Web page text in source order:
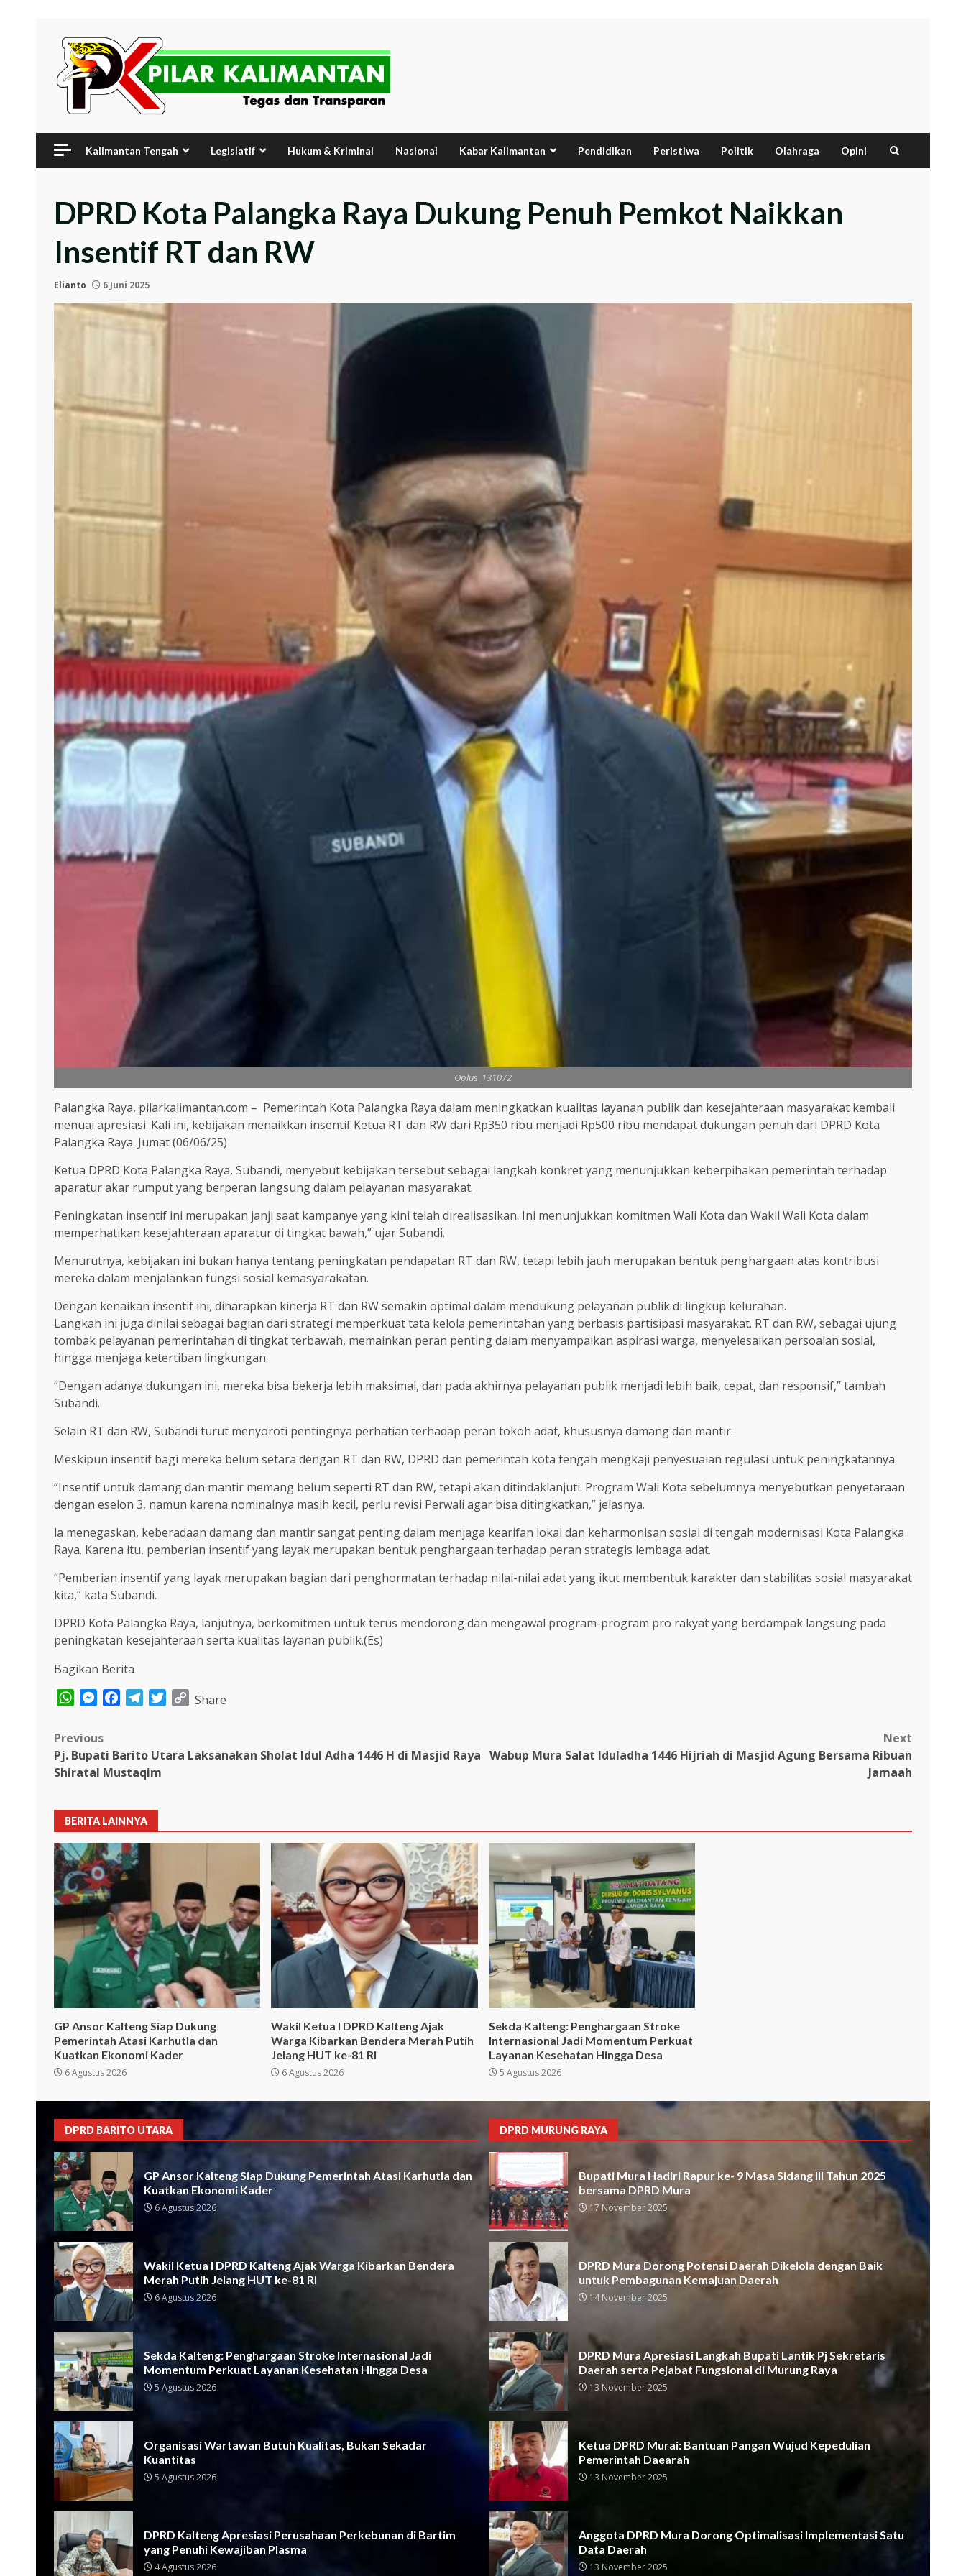
content
Kalimantan Tengah Legislatif Hukum & Kriminal Nasional Kabar Kalimantan Pendidikan Peristiwa Politik Olahraga Opini
DPRD Kota Palangka Raya Dukung Penuh Pemkot Naikkan
Insentif RT dan RW
Elianto 6 Juni 2025
Oplus_131072
Palangka Raya, pilarkalimantan.com – Pemerintah Kota Palangka Raya dalam meningkatkan kualitas layanan publik dan kesejahteraan masyarakat kembali
menuai apresiasi. Kali ini, kebijakan menaikkan insentif Ketua RT dan RW dari Rp350 ribu menjadi Rp500 ribu mendapat dukungan penuh dari DPRD Kota
Palangka Raya. Jumat (06/06/25)
Ketua DPRD Kota Palangka Raya, Subandi, menyebut kebijakan tersebut sebagai langkah konkret yang menunjukkan keberpihakan pemerintah terhadap
aparatur akar rumput yang berperan langsung dalam pelayanan masyarakat.
Peningkatan insentif ini merupakan janji saat kampanye yang kini telah direalisasikan. Ini menunjukkan komitmen Wali Kota dan Wakil Wali Kota dalam
memperhatikan kesejahteraan aparatur di tingkat bawah,” ujar Subandi.
Menurutnya, kebijakan ini bukan hanya tentang peningkatan pendapatan RT dan RW, tetapi lebih jauh merupakan bentuk penghargaan atas kontribusi
mereka dalam menjalankan fungsi sosial kemasyarakatan.
Dengan kenaikan insentif ini, diharapkan kinerja RT dan RW semakin optimal dalam mendukung pelayanan publik di lingkup kelurahan.
Langkah ini juga dinilai sebagai bagian dari strategi memperkuat tata kelola pemerintahan yang berbasis partisipasi masyarakat. RT dan RW, sebagai ujung
tombak pelayanan pemerintahan di tingkat terbawah, memainkan peran penting dalam menyampaikan aspirasi warga, menyelesaikan persoalan sosial,
hingga menjaga ketertiban lingkungan.
“Dengan adanya dukungan ini, mereka bisa bekerja lebih maksimal, dan pada akhirnya pelayanan publik menjadi lebih baik, cepat, dan responsif,” tambah
Subandi.
Selain RT dan RW, Subandi turut menyoroti pentingnya perhatian terhadap peran tokoh adat, khususnya damang dan mantir.
Meskipun insentif bagi mereka belum setara dengan RT dan RW, DPRD dan pemerintah kota tengah mengkaji penyesuaian regulasi untuk peningkatannya.
“Insentif untuk damang dan mantir memang belum seperti RT dan RW, tetapi akan ditindaklanjuti. Program Wali Kota sebelumnya menyebutkan penyetaraan
dengan eselon 3, namun karena nominalnya masih kecil, perlu revisi Perwali agar bisa ditingkatkan,” jelasnya.
la menegaskan, keberadaan damang dan mantir sangat penting dalam menjaga kearifan lokal dan keharmonisan sosial di tengah modernisasi Kota Palangka
Raya. Karena itu, pemberian insentif yang layak merupakan bentuk penghargaan terhadap peran strategis lembaga adat.
“Pemberian insentif yang layak merupakan bagian dari penghormatan terhadap nilai-nilai adat yang ikut membentuk karakter dan stabilitas sosial masyarakat
kita,” kata Subandi.
DPRD Kota Palangka Raya, lanjutnya, berkomitmen untuk terus mendorong dan mengawal program-program pro rakyat yang berdampak langsung pada
peningkatan kesejahteraan serta kualitas layanan publik.(Es)
Bagikan Berita
WhatsAppMessenger
FacebookTelegram
TwitterCopy
Share
Post
navigation
Previous
Pj. Bupati Barito Utara Laksanakan Sholat Idul Adha 1446 H di Masjid Raya
Shiratal Mustaqim
Next
Wabup Mura Salat Iduladha 1446 Hijriah di Masjid Agung Bersama Ribuan
Jamaah
BERITA LAINNYA
GP Ansor Kalteng Siap Dukung
Pemerintah Atasi Karhutla dan
Kuatkan Ekonomi Kader
6 Agustus 2026
Wakil Ketua I DPRD Kalteng Ajak
Warga Kibarkan Bendera Merah Putih
Jelang HUT ke-81 RI
6 Agustus 2026
Sekda Kalteng: Penghargaan Stroke
Internasional Jadi Momentum Perkuat
Layanan Kesehatan Hingga Desa
5 Agustus 2026
DPRD BARITO UTARA
GP Ansor Kalteng Siap Dukung Pemerintah Atasi Karhutla dan
Kuatkan Ekonomi Kader
6 Agustus 2026
Wakil Ketua I DPRD Kalteng Ajak Warga Kibarkan Bendera
Merah Putih Jelang HUT ke-81 RI
6 Agustus 2026
Sekda Kalteng: Penghargaan Stroke Internasional Jadi
Momentum Perkuat Layanan Kesehatan Hingga Desa
5 Agustus 2026
Organisasi Wartawan Butuh Kualitas, Bukan Sekadar
Kuantitas
5 Agustus 2026
DPRD Kalteng Apresiasi Perusahaan Perkebunan di Bartim
yang Penuhi Kewajiban Plasma
4 Agustus 2026
DPRD MURUNG RAYA
Bupati Mura Hadiri Rapur ke- 9 Masa Sidang III Tahun 2025
bersama DPRD Mura
17 November 2025
DPRD Mura Dorong Potensi Daerah Dikelola dengan Baik
untuk Pembagunan Kemajuan Daerah
14 November 2025
DPRD Mura Apresiasi Langkah Bupati Lantik Pj Sekretaris
Daerah serta Pejabat Fungsional di Murung Raya
13 November 2025
Ketua DPRD Murai: Bantuan Pangan Wujud Kepedulian
Pemerintah Daearah
13 November 2025
Anggota DPRD Mura Dorong Optimalisasi Implementasi Satu
Data Daerah
13 November 2025